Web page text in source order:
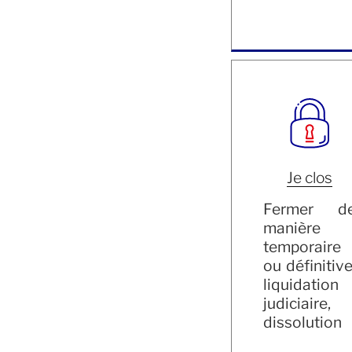
Je clos
Fermer
manière
temporaire
ou
liquidation
judiciaire,
dissolution